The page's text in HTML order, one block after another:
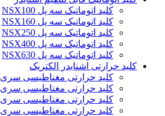
کلید اتوماتیک سه پل NSX100
کلید اتوماتیک سه پل NSX160
کلید اتوماتیک سه پل NSX250
کلید اتوماتیک سه پل NSX400
کلید اتوماتیک سه پل NSX630
کلید حرارتی اشنایدر الکتریک
کليد حرارتی مغناطيسی سری GV2
کليد حرارتی مغناطيسی سری GV2P
کليد حرارتی مغناطيسی سری GV3
کليد حرارتی مغناطيسی سری GV4